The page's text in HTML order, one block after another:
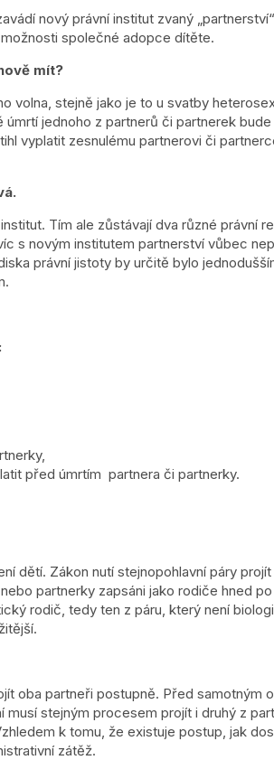
nový právní institut zvaný
společné adopce dítěte.
mít?
volna, stejně jako je to u svatby
jednoho z partnerů či partnerek
vyplatit zesnulému partnerovi či
Tím ale zůstávají dva různé právní
s novým institutem partnerství vůbec
právní jistoty by určitě bylo
před úmrtím partnera či partnerky.
dětí. Zákon nutí stejnopohlavní páry
partnerky zapsáni jako rodiče hned
rodič, tedy ten z páru, který není
oba partneři postupně. Před
stejným procesem projít i druhý z
k tomu, že existuje postup, jak
zátěž.